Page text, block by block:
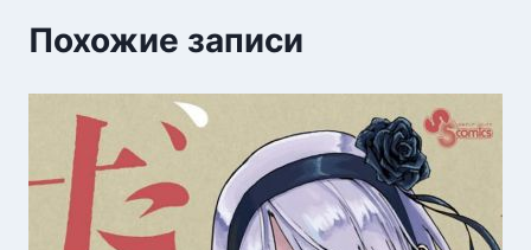
Похожие записи